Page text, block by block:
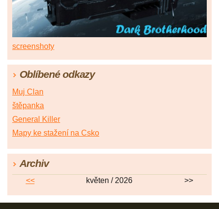
screenshoty
Oblíbené odkazy
Muj Clan
štěpanka
General Killer
Mapy ke stažení na Csko
Archiv
<< květen / 2026 >>